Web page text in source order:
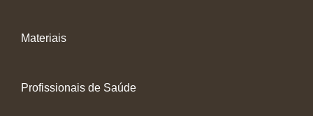
Materiais
Profissionais de Saúde